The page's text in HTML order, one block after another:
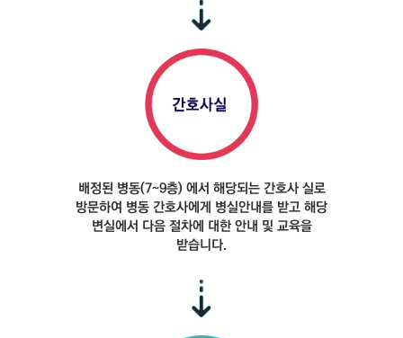
배정된 병동(7~9층)에서 해당되는 간호사실로
방문하여 병동 간호사에게 병실안내를 받고 해당
변실에서 다음 절차에 대한 안내 및 교육을
받습니다.